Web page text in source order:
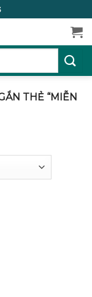
THẺ “MIỄN